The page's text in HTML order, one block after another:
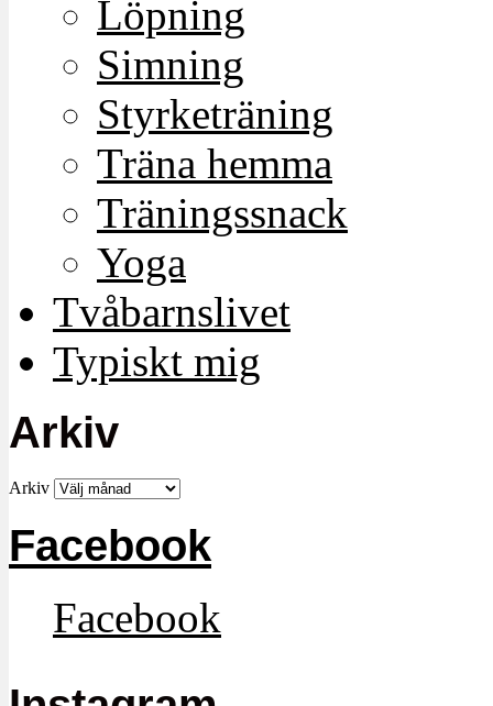
Löpning
Simning
Styrketräning
Träna hemma
Träningssnack
Yoga
Tvåbarnslivet
Typiskt mig
Arkiv
Arkiv
Facebook
Facebook